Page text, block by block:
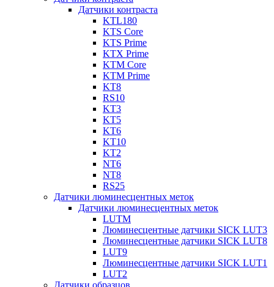
Датчики контраста
KTL180
KTS Core
KTS Prime
KTX Prime
KTM Core
KTM Prime
KT8
RS10
KT3
KT5
KT6
KT10
KT2
NT6
NT8
RS25
Датчики люминесцентных меток
Датчики люминесцентных меток
LUTM
Люминесцентные датчики SICK LUT3
Люминесцентные датчики SICK LUT8
LUT9
Люминесцентные датчики SICK LUT1
LUT2
Датчики образцов